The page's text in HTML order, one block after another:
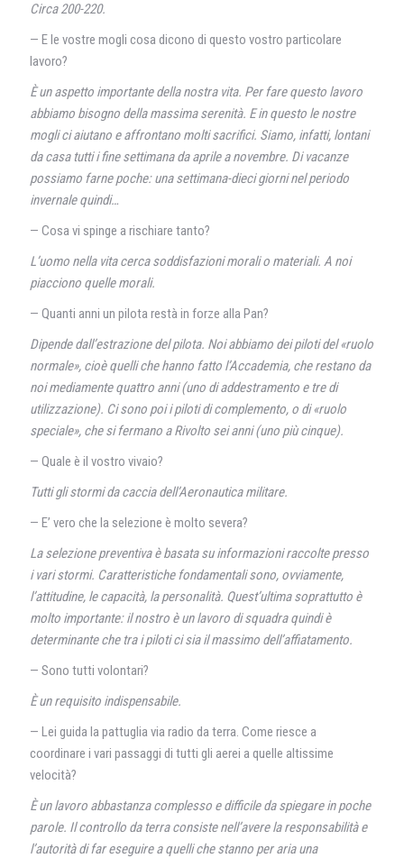
Circa 200-220.
— E le vostre mogli cosa dicono di questo vostro particolare
lavoro?
È un aspetto importante della nostra vita. Per fare questo lavoro
abbiamo bisogno della massima serenità. E in questo le nostre
mogli ci aiutano e affrontano molti sacrifici. Siamo, infatti, lontani
da casa tutti i fine settimana da aprile a novembre. Di vacanze
possiamo farne poche: una settimana-dieci giorni nel periodo
invernale quindi…
— Cosa vi spinge a rischiare tanto?
L’uomo nella vita cerca soddisfazioni morali o materiali. A noi
piacciono quelle morali.
— Quanti anni un pilota restà in forze alla Pan?
Dipende dall’estrazione del pilota. Noi abbiamo dei piloti del «ruolo
normale», cioè quelli che hanno fatto l’Accademia, che restano da
noi mediamente quattro anni (uno di addestramento e tre di
utilizzazione). Ci sono poi i piloti di complemento, o di «ruolo
speciale», che si fermano a Rivolto sei anni (uno più cinque).
— Quale è il vostro vivaio?
Tutti gli stormi da caccia dell’Aeronautica militare.
— E’ vero che la selezione è molto severa?
La selezione preventiva è basata su informazioni raccolte presso
i vari stormi. Caratteristiche fondamentali sono, ovviamente,
l’attitudine, le capacità, la personalità. Quest’ultima soprattutto è
molto importante: il nostro è un lavoro di squadra quindi è
determinante che tra i piloti ci sia il massimo dell’affiatamento.
— Sono tutti volontari?
È un requisito indispensabile.
— Lei guida la pattuglia via radio da terra. Come riesce a
coordinare i vari passaggi di tutti gli aerei a quelle altissime
velocità?
È un lavoro abbastanza complesso e difficile da spiegare in poche
parole. Il controllo da terra consiste nell’avere la responsabilità e
l’autorità di far eseguire a quelli che stanno per aria una